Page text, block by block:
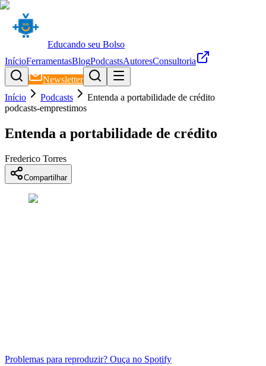
Educando seu Bolso
InícioFerramentasBlogPodcastsAutoresConsultoria
Newsletter
Início
Podcasts
Entenda a portabilidade de crédito
podcasts-emprestimos
Entenda a portabilidade de crédito
Frederico Torres
Compartilhar
Problemas para reproduzir? Ouça no Spotify